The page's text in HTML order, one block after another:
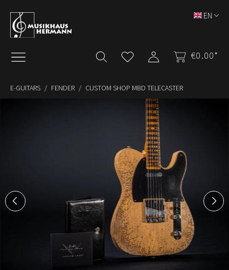
Skip to main content
€0.00*
EN
E-GUITARS FENDER CUSTOM SHOP MBD TELECASTER